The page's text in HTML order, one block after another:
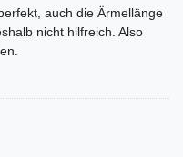
auch die Ärmellänge
nicht hilfreich. Also